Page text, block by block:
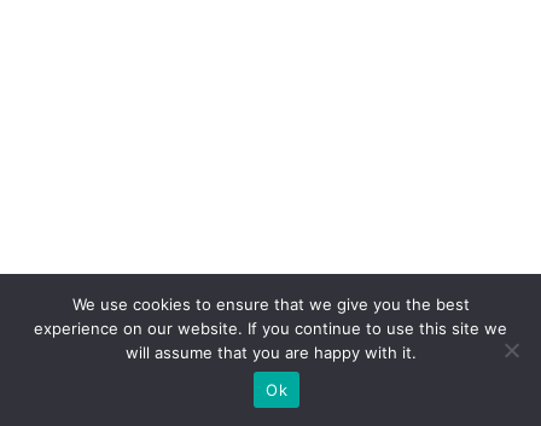
We use cookies to ensure that we give you the best
experience on our website. If you continue to use this site we
will assume that you are happy with it.
Ok